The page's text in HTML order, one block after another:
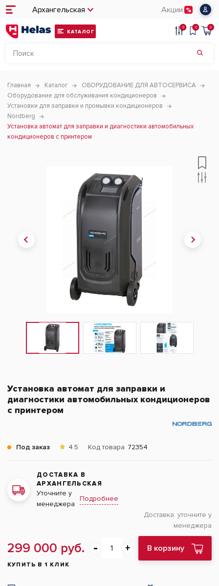
Архангельская Акции
КАТАЛОГ
0 0 0
Главная Каталог
ОБОРУДОВАНИЕ ДЛЯ АВТОСЕРВИСА
Оборудование для обслуживания кондиционеров
Установки для заправки и промывки кондиционеров
Nordberg
Установка автомат для заправки и диагностики автомобильных
кондиционеров с принтером
Установка автомат для заправки и
диагностики автомобильных кондиционеров
с принтером
Под заказ 4.5 Код товара 72354
ДОСТАВКА В
АРХАНГЕЛЬСКАЯ
Уточните у
менеджера
Подробнее
Доставка: уточните у
менеджера
299 000 руб. В корзину
КУПИТЬ В 1 КЛИК